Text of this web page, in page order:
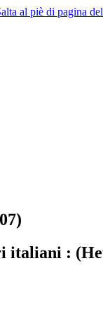
al piè di pagina
italiani :